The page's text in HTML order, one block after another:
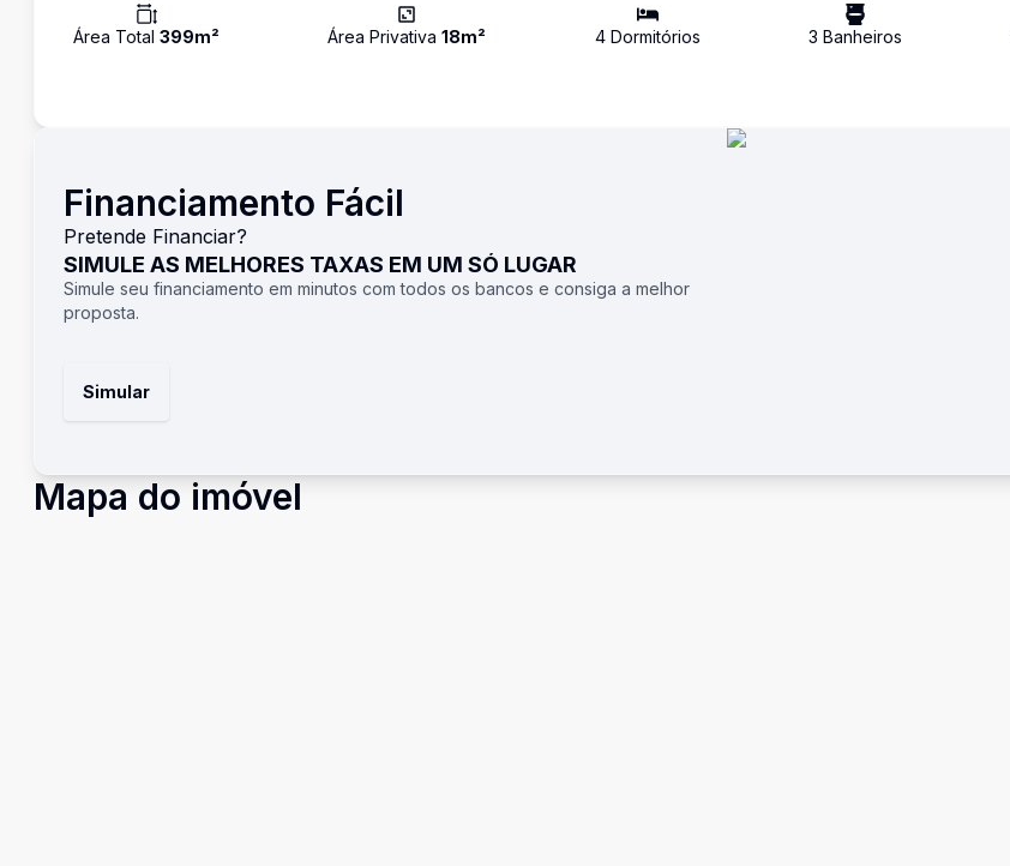
Área Total 399m² Área Privativa18m² 4Dormitórios 3 Banheiros
Financiamento Fácil
Pretende Financiar?
SIMULE AS MELHORES TAXAS EM UM SÓ LUGAR
Simule seu financiamento em minutos com todos os bancos e consiga a melhor
proposta.
Simular
Mapa do imóvel